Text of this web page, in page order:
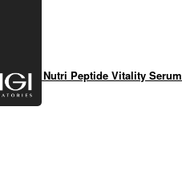
GIGI Nutri Peptide Vitality Serum